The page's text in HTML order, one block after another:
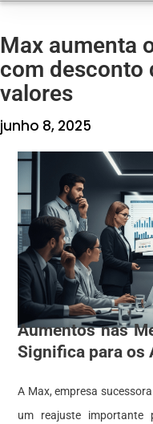
Max aumenta
com desconto
valores
junho 8, 2025
Aumentos nas
Significa para os
A Max, empresa
um reajuste importante